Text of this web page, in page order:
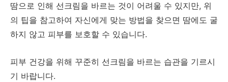
땀으로 인해 선크림을 바르는 것이 어려울 수 있지만, 위
의 팁을 참고하여 자신에게 맞는 방법을 찾으면 땀에도 굴
하지 않고 피부를 보호할 수 있습니다.
피부 건강을 위해 꾸준히 선크림을 바르는 습관을 기르시
기 바랍니다.